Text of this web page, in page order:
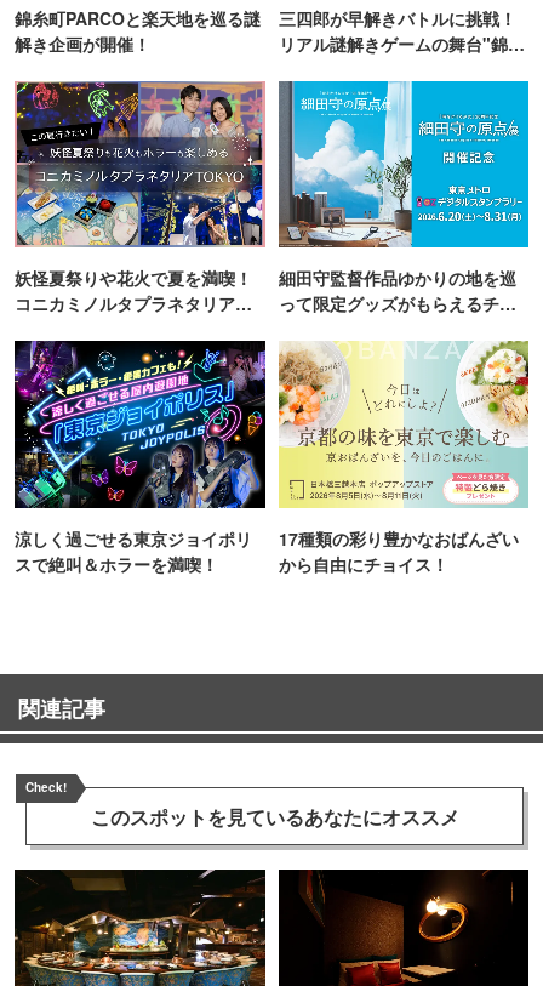
錦糸町PARCOと楽天地を巡る謎
解き企画が開催！
三四郎が早解きバトルに挑戦！
リアル謎解きゲームの舞台"錦糸
妖怪夏祭りや花火で夏を満喫！
コニカミノルタプラネタリア
細田守監督作品ゆかりの地を巡
って限定グッズがもらえるチャ
涼しく過ごせる東京ジョイポリ
スで絶叫＆ホラーを満喫！
17種類の彩り豊かなおばんざい
から自由にチョイス！
関連記事
Check!
このスポットを見ているあなたにオススメ